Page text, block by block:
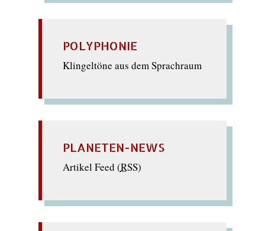
POLYPHONIE
Klingeltöne aus dem Sprachraum
PLANETEN-NEWS
Artikel Feed (RSS)